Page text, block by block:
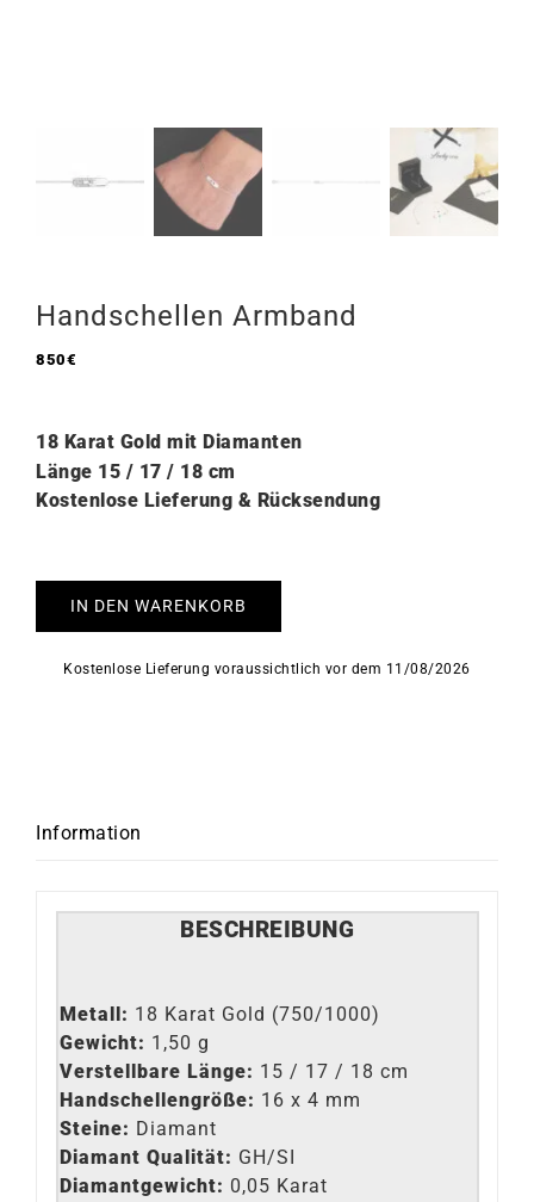
Handschellen Armband
850€
18 Karat Gold mit Diamanten
Länge 15 / 17 / 18 cm
Kostenlose Lieferung & Rücksendung
IN DEN WARENKORB
Kostenlose Lieferung voraussichtlich vor dem 11/08/2026
Information
BESCHREIBUNG
Metall: 18 Karat Gold (750/1000)
Gewicht: 1,50 g
Verstellbare Länge: 15 / 17 / 18 cm
Handschellengröße: 16 x 4 mm
Steine: Diamant
Diamant Qualität: GH/SI
Diamantgewicht: 0,05 Karat